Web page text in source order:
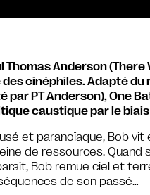
Thomas Anderson
cinéphiles. Adapté du
par PT Anderson), One
caustique par le
et paranoïaque, Bob vit
de ressources.
Bob remue ciel et
de son passé…